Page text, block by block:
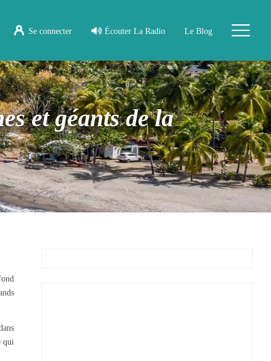
Se connecter Écouter La Radio Le Blog
et géants de la
qui